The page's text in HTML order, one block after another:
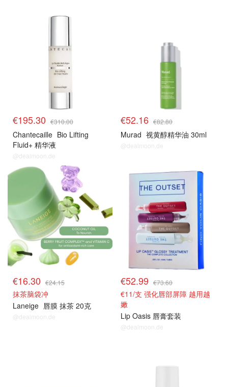
€195.30 €310.00
Chantecaille Bio Lifting
Fluid+ 精华液
@dealmoon.de
€52.16 €82.80
Murad 视黄醇精华油 30ml
@dealmoon.de
€16.30 €24.15
抹茶脑袋冲
Laneige 唇膜 抹茶 20克
@dealmoon.de
€52.99 €73.60
€11/支 强化唇部屏障 越用越
嫩
Lip Oasis 唇膏套装
@dealmoon.de